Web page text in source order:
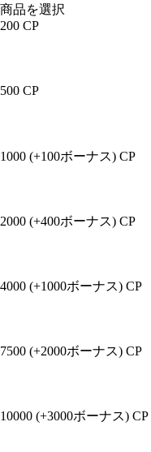
商品を選択
200 CP
500 CP
1000 (+100ボーナス) CP
2000 (+400ボーナス) CP
4000 (+1000ボーナス) CP
7500 (+2000ボーナス) CP
10000 (+3000ボーナス) CP